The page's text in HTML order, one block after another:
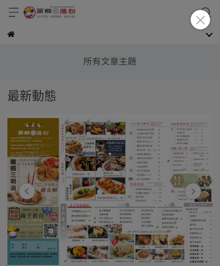
所有文章主題
最新動態